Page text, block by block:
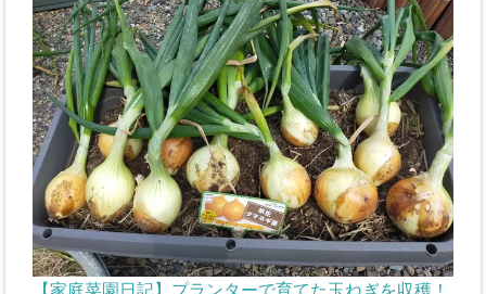
【家庭菜園日記】プランターで育てた玉ねぎを収穫！